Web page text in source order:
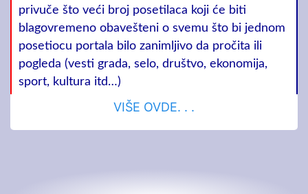
privuče što veći broj posetilaca koji će biti
blagovremeno obavešteni o svemu što bi jednom
posetiocu portala bilo zanimljivo da pročita ili
pogleda (vesti grada, selo, društvo, ekonomija,
sport, kultura itd…)
VIŠE OVDE. . .